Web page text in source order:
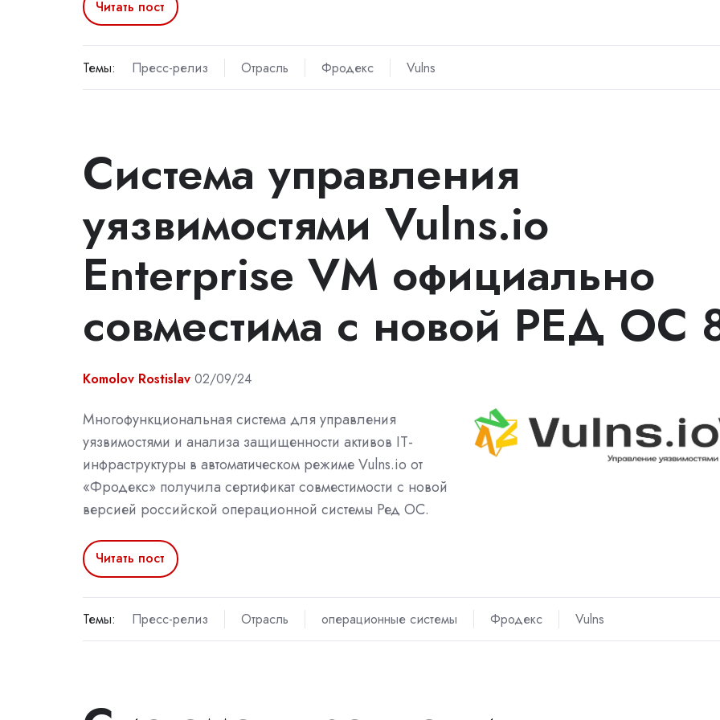
Читать пост
Темы: Пресс-релиз Отрасль Фродекс Vulns
Система управления
уязвимостями Vulns.io
Enterprise VM официально
совместима с новой РЕД ОС
Komolov Rostislav 02/09/24
Многофункциональная система для управления
уязвимостями и анализа защищенности активов IT-
инфраструктуры в автоматическом режиме Vulns.io от
«Фродекс» получила сертификат совместимости с новой
версией российской операционной системы Ред ОС.
Читать пост
Темы: Пресс-релиз Отрасль операционные системы Фродекс Vulns